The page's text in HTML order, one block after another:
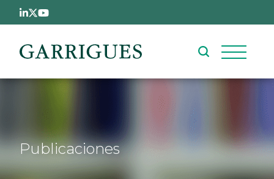
Pasar al contenido principal
Publicaciones